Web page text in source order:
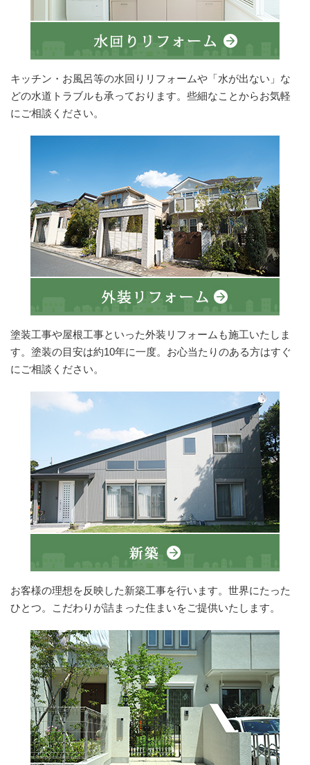
キッチン・お風呂等の水回りリフォームや「水が出ない」な
どの水道トラブルも承っております。些細なことからお気軽
にご相談ください。
塗装工事や屋根工事といった外装リフォームも施工いたしま
す。塗装の目安は約10年に一度。お心当たりのある方はすぐ
にご相談ください。
お客様の理想を反映した新築工事を行います。世界にたった
ひとつ。こだわりが詰まった住まいをご提供いたします。